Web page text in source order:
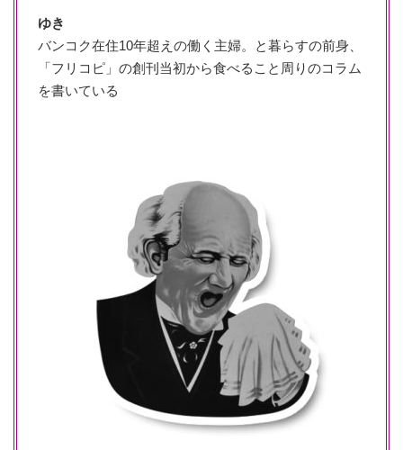
ゆき
バンコク在住10年超えの働く主婦。と暮らすの前身、
「フリコピ」の創刊当初から食べること周りのコラム
を書いている